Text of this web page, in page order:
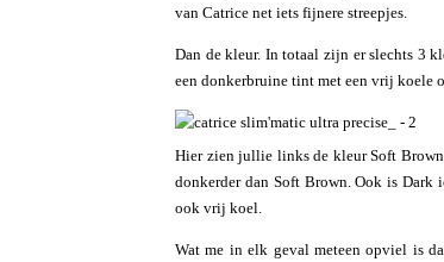
van Catrice net iets fijnere streepjes.
Dan de kleur. In totaal zijn er slechts 3
een donkerbruine tint met een vrij koele
Hier zien jullie links de kleur Soft
donkerder dan Soft Brown. Ook is Dark
ook vrij koel.
Wat me in elk geval meteen opviel is